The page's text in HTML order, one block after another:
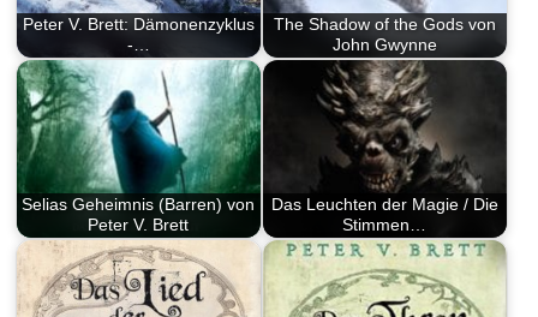
Peter V. Brett: Dämonenzyklus
-…
The Shadow of the Gods von
John Gwynne
Selias Geheimnis (Barren) von
Peter V. Brett
Das Leuchten der Magie / Die
Stimmen…